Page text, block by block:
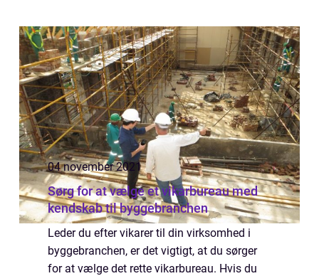
måske ...
04 november 2021
Sørg for at vælge et vikarbureau med
kendskab til byggebranchen
Leder du efter vikarer til din virksomhed i
byggebranchen, er det vigtigt, at du sørger
for at vælge det rette vikarbureau. Hvis du